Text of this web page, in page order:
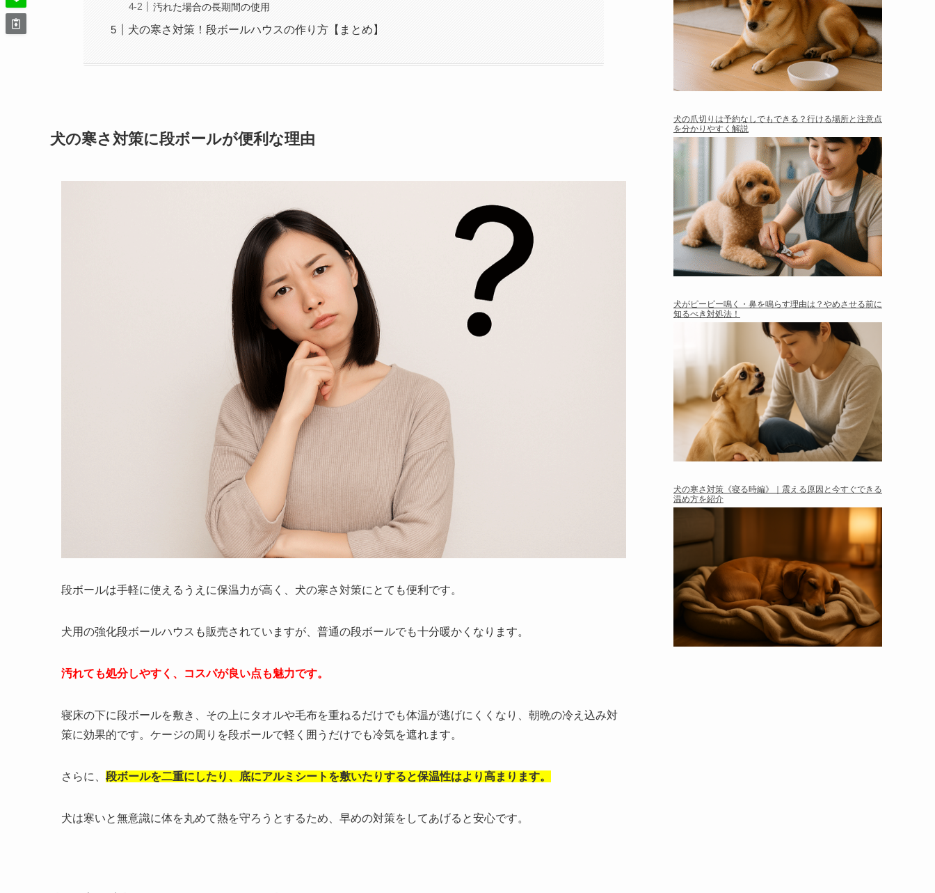
汚れた場合の長期間の使用
犬の寒さ対策！段ボールハウスの作り方【まとめ】
犬の寒さ対策に段ボールが便利な理由
段ボールは手軽に使えるうえに保温力が高く、犬の寒さ対策にとても便利です。
犬用の強化段ボールハウスも販売されていますが、普通の段ボールでも十分暖かくなります。
汚れても処分しやすく、コスパが良い点も魅力です。
寝床の下に段ボールを敷き、その上にタオルや毛布を重ねるだけでも体温が逃げにくくなり、朝晩の冷え込み対
策に効果的です。ケージの周りを段ボールで軽く囲うだけでも冷気を遮れます。
さらに、 段ボールを二重にしたり、底にアルミシートを敷いたりすると保温性はより高まります。
犬は寒いと無意識に体を丸めて熱を守ろうとするため、早めの対策をしてあげると安心です。
犬の爪切りは予約なしでもできる？行ける場所と注意点
を分かりやすく解説
犬がピーピー鳴く・鼻を鳴らす理由は？やめさせる前に
知るべき対処法！
犬の寒さ対策《寝る時編》｜震える原因と今すぐできる
温め方を紹介